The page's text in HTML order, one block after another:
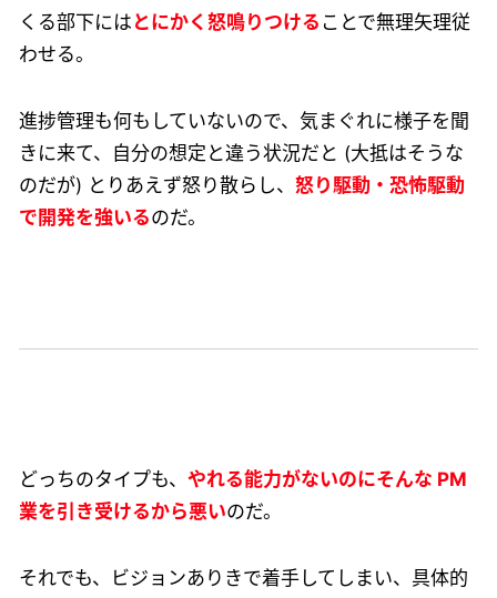
くる部下には とにかく怒鳴りつける ことで無理矢理従
わせる。
進捗管理も何もしていないので、気まぐれに様子を聞
きに来て、自分の想定と違う状況だと (大抵はそうな
のだが) とりあえず怒り散らし、 怒り駆動・恐怖駆動
で開発を強いるのだ。
どっちのタイプも、 やれる能力がないのにそんな PM
業を引き受けるから悪いのだ。
それでも、ビジョンありきで着手してしまい、具体的